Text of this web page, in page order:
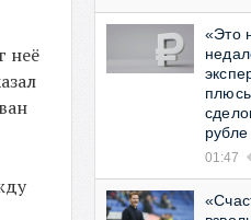
неё
«Это
рубле
01:47